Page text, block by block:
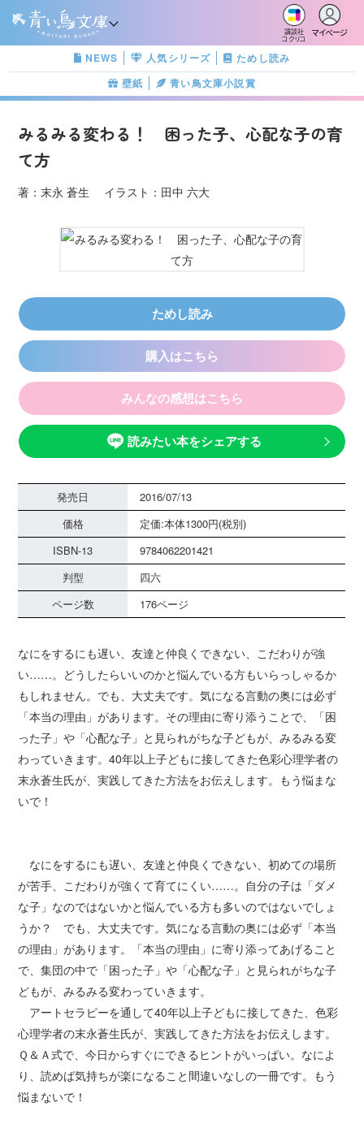
講談社
コクリコ
マイページ
NEWS 人気シリーズ
ためし読み
壁紙
青い鳥文庫小説賞
みるみる変わる！ 困った子、心配な子の育
て方
著：末永 蒼生 イラスト：田中 六大
ためし読み
購入はこちら
みんなの感想はこちら
読みたい本をシェアする
発売日
2016/07/13
価格
定価:本体1300円(税別)
ISBN-13
9784062201421
判型
四六
ページ数
176ページ
なにをするにも遅い、友達と仲良くできない、こだわりが強
い……。どうしたらいいのかと悩んでいる方もいらっしゃるか
もしれません。でも、大丈夫です。気になる言動の奥には必ず
「本当の理由」があります。その理由に寄り添うことで、「困
った子」や「心配な子」と見られがちな子どもが、みるみる変
わっていきます。40年以上子どもに接してきた色彩心理学者の
末永蒼生氏が、実践してきた方法をお伝えします。もう悩まな
いで！
なにをするにも遅い、友達と仲良くできない、初めての場所
が苦手、こだわりが強くて育てにくい……。自分の子は「ダメ
な子」なのではないかと悩んでいる方も多いのではないでしょ
うか？ でも、大丈夫です。気になる言動の奥には必ず「本当
の理由」があります。「本当の理由」に寄り添ってあげること
で、集団の中で「困った子」や「心配な子」と見られがちな子
どもが、みるみる変わっていきます。
アートセラピーを通して40年以上子どもに接してきた、色彩
心理学者の末永蒼生氏が、実践してきた方法をお伝えします。
Ｑ＆Ａ式で、今日からすぐにできるヒントがいっぱい。なによ
り、読めば気持ちが楽になること間違いなしの一冊です。もう
悩まないで！